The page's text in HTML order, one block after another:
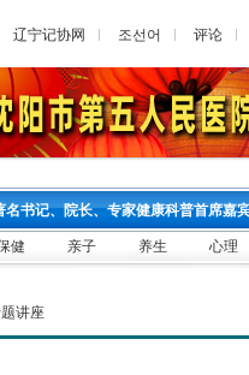
辽宁记协网 조선어 评论
名书记、院长、专家健康科普首席嘉
健 亲子 养生 心理
讲座